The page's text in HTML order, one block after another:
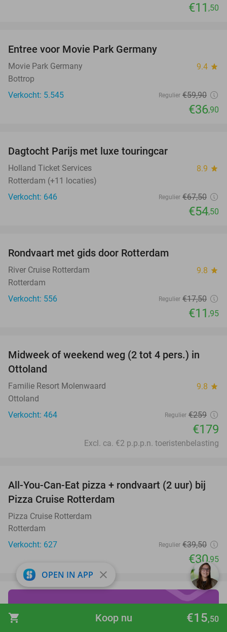
shopping_cart €15,50
Koop nu
€11 ,50
Entree voor Movie Park Germany
Movie Park Germany 9.4 star
Bottrop
Verkocht: 5.545
Regulier €59,90
€36,90
Dagtocht Parijs met luxe touringcar
Holland Ticket Services 8.9 star
Rotterdam (+11 locaties)
Verkocht: 646
Regulier €67,50
€54,50
Rondvaart met gids door Rotterdam
River Cruise Rotterdam 9.8 star
Rotterdam
Verkocht: 556
Regulier €17,50
€11 ,95
31%
Midweek of weekend weg (2 tot 4 pers.) in
Ottoland
Familie Resort Molenwaard 9.8 star
Ottoland
Verkocht: 464
Regulier €259
€179
Excl. ca. €2 p.p.p.n. toeristenbelasting
22%
All-You-Can-Eat pizza + rondvaart (2 uur) bij
Pizza Cruise Rotterdam
Pizza Cruise Rotterdam
Rotterdam
Verkocht: 627
Regulier €39,50
€30,95
draai vanaf €19 over de
OPEN IN APP close